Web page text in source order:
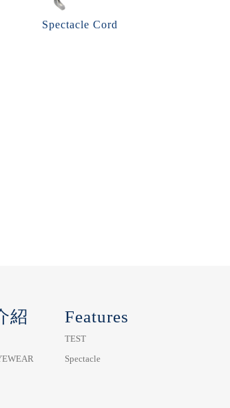
Spectacle Cord
紹 Features
TEST
Spectacle